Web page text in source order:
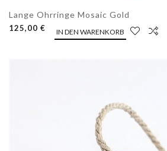
Lange Ohrringe Mosaic Gold
125,00 € IN DEN WARENKORB